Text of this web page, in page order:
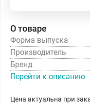
О товаре
Форма выпуска
Производитель
Бренд
Перейти к описанию
Цена актуальна при